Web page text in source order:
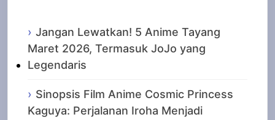
Jangan Lewatkan! 5 Anime Tayang
Maret 2026, Termasuk JoJo yang
Legendaris
Sinopsis Film Anime Cosmic Princess
Kaguya: Perjalanan Iroha Menjadi